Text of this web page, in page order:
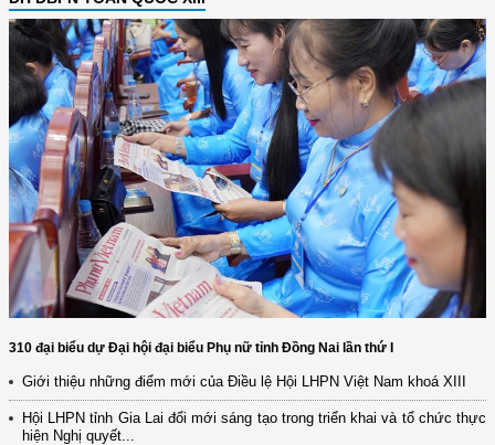
310 đại biểu dự Đại hội đại biểu Phụ nữ tỉnh Đồng Nai lần thứ I
Giới thiệu những điểm mới của Điều lệ Hội LHPN Việt Nam khoá XIII
Hội LHPN tỉnh Gia Lai đổi mới sáng tạo trong triển khai và tổ chức thực
hiện Nghị quyết...